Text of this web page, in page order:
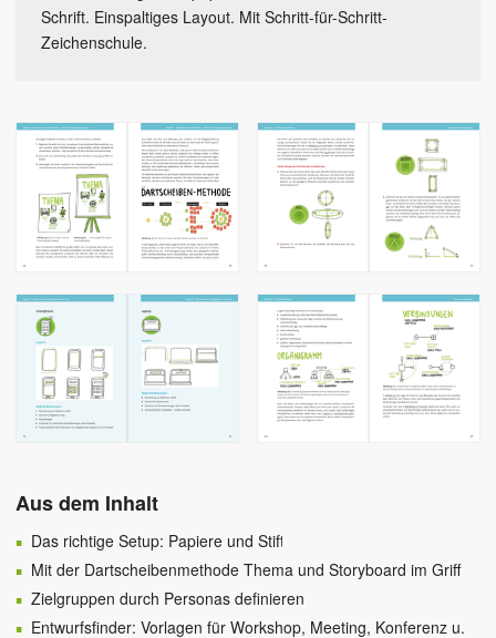
Schrift. Einspaltiges Layout. Mit Schritt-für-Schritt-
Zeichenschule.
Aus dem Inhalt
Das richtige Setup: Papiere und Stifte
Mit der Dartscheibenmethode Thema und Storyboard im Griff
Zielgruppen durch Personas definieren
Entwurfsfinder: Vorlagen für Workshop, Meeting, Konferenz u.